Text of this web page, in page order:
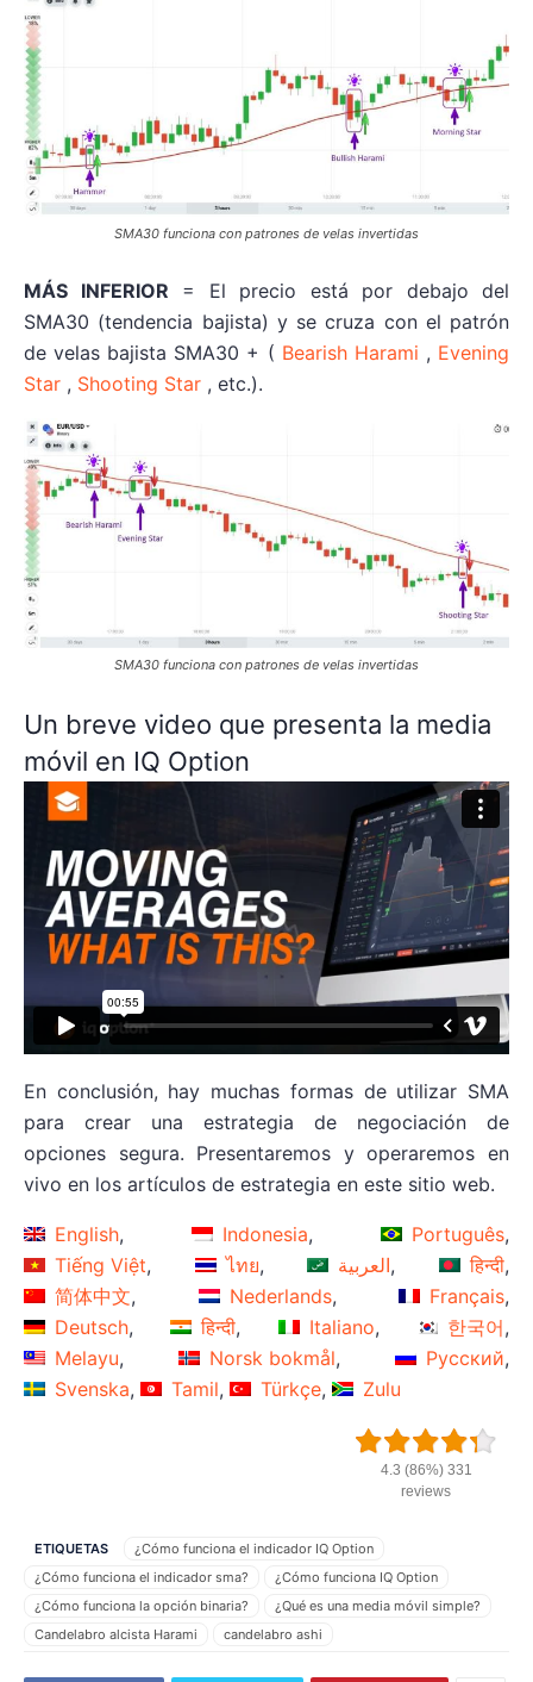
SMA30 funciona con patrones de velas invertidas
MÁS INFERIOR = El precio está por debajo del
SMA30 (tendencia bajista) y se cruza con el patrón
de velas bajista SMA30 + ( Bearish Harami , Evening
Star , Shooting Star , etc.).
SMA30 funciona con patrones de velas invertidas
Un breve video que presenta la media
móvil en IQ Option
En conclusión, hay muchas formas de utilizar SMA
para crear una estrategia de negociación de
opciones segura. Presentaremos y operaremos en
vivo en los artículos de estrategia en este sitio web.
English Indonesia
Português
Tiếng Việt
ไทย العربية
हिन्दी
简体中文
Nederlands
Français
Deutsch
हिन्दी Italiano
한국어
Melayu
Norsk bokmål
Русский
Svenska
Tamil Türkçe Zulu
4.3 (86%) 331
reviews
ETIQUETAS
¿Cómo funciona el indicador IQ Option
¿Cómo funciona el indicador sma?
¿Cómo funciona IQ Option
¿Cómo funciona la opción binaria?
¿Qué es una media móvil simple?
Candelabro alcista Harami
candelabro ashi